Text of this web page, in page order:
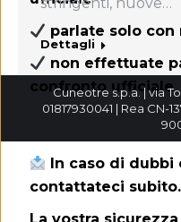
Dettagli
Cuneotre s.p.a. | via
01817930041 | Rea CN-
parlate solo
non effettuate
confronto ufficiale
In caso di dubbi
contattateci subito.